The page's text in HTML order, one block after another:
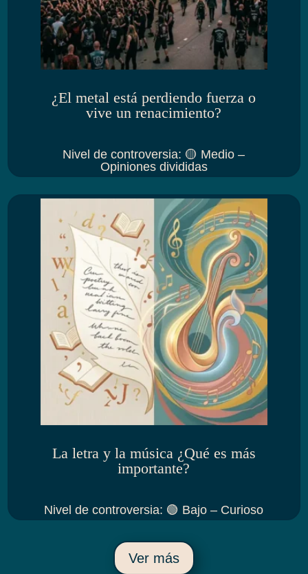
¿El metal está perdiendo fuerza o
vive un renacimiento?
Nivel de controversia: 🟡 Medio –
Opiniones divididas
La letra y la música ¿Qué es más
importante?
Nivel de controversia: 🟢 Bajo – Curioso
Ver más